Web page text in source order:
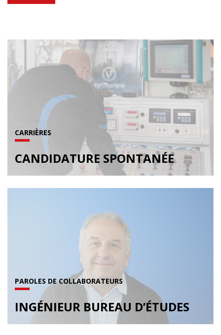
CARRIÈRES
CANDIDATURE SPONTANÉE
PAROLES DE COLLABORATEURS
INGÉNIEUR BUREAU D’ÉTUDES